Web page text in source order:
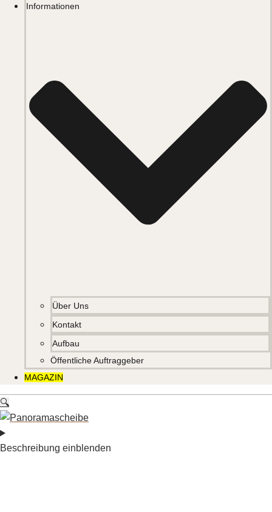
Informationen
Über Uns
Kontakt
Aufbau
Öffentliche Auftraggeber
MAGAZIN
🔍
Beschreibung einblenden